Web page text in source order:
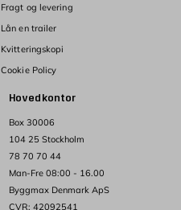
Hovedkontor
Box 30006
104 25 Stockholm
78 70 70 44
Man-Fre 08:00 - 16.00
Byggmax Denmark ApS
CVR: 42092541
Fragt og levering
Lån en trailer
Kvitteringskopi
Cookie Policy